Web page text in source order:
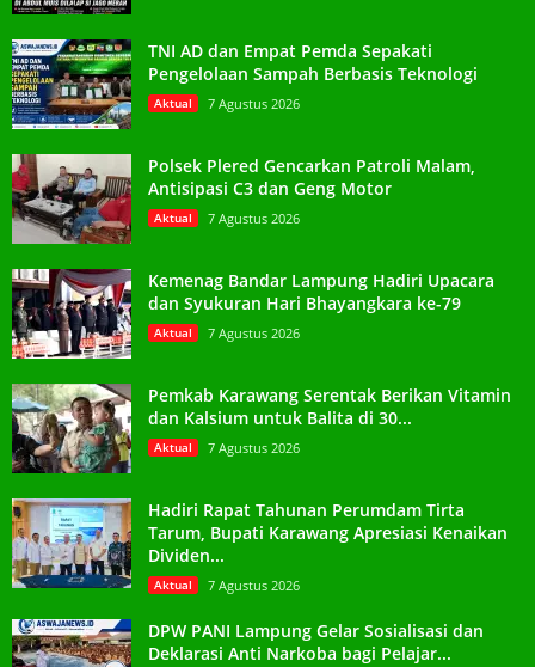
TNI AD dan Empat Pemda Sepakati
Pengelolaan Sampah Berbasis Teknologi
Aktual 7 Agustus 2026
Polsek Plered Gencarkan Patroli Malam,
Antisipasi C3 dan Geng Motor
Aktual 7 Agustus 2026
Kemenag Bandar Lampung Hadiri Upacara
dan Syukuran Hari Bhayangkara ke-79
Aktual 7 Agustus 2026
Pemkab Karawang Serentak Berikan Vitamin
dan Kalsium untuk Balita di 30...
Aktual 7 Agustus 2026
Hadiri Rapat Tahunan Perumdam Tirta
Tarum, Bupati Karawang Apresiasi Kenaikan
Dividen...
Aktual 7 Agustus 2026
DPW PANI Lampung Gelar Sosialisasi dan
Deklarasi Anti Narkoba bagi Pelajar...